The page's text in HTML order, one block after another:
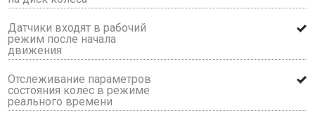
Датчики входят в рабочий
режим после начала
движения
Отслеживание параметров
состояния колес в режиме
реального времени